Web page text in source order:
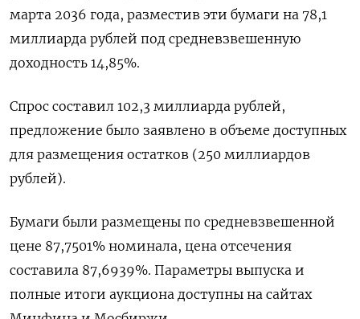
марта ‌2036 года, разместив ‌эти бумаги на 78,1
миллиарда рублей ​под средневзвешенную
доходность 14,85%.
Спрос ‌составил 102,3 миллиарда ​рублей,
предложение было заявлено в ‌объеме доступных
для размещения остатков (250 миллиардов
рублей).
Бумаги были размещены ​по ​средневзвешенной
‌цене 87,7501% номинала, цена отсечения ​
составила 87,6939%. Параметры выпуска и
полные итоги аукциона доступны на сайтах